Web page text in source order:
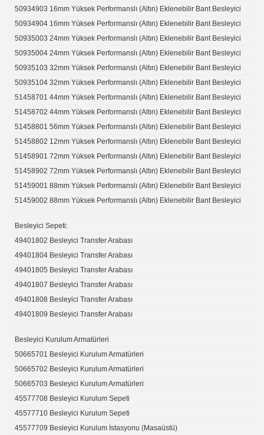
50934903 16mm Yüksek Performanslı (Altın) Eklenebilir Bant Besleyici
50934904 16mm Yüksek Performanslı (Altın) Eklenebilir Bant Besleyici
50935003 24mm Yüksek Performanslı (Altın) Eklenebilir Bant Besleyici
50935004 24mm Yüksek Performanslı (Altın) Eklenebilir Bant Besleyici
50935103 32mm Yüksek Performanslı (Altın) Eklenebilir Bant Besleyici
50935104 32mm Yüksek Performanslı (Altın) Eklenebilir Bant Besleyici
51458701 44mm Yüksek Performanslı (Altın) Eklenebilir Bant Besleyici
51458702 44mm Yüksek Performanslı (Altın) Eklenebilir Bant Besleyici
51458801 56mm Yüksek Performanslı (Altın) Eklenebilir Bant Besleyici
51458802 12mm Yüksek Performanslı (Altın) Eklenebilir Bant Besleyici
51458901 72mm Yüksek Performanslı (Altın) Eklenebilir Bant Besleyici
51458902 72mm Yüksek Performanslı (Altın) Eklenebilir Bant Besleyici
51459001 88mm Yüksek Performanslı (Altın) Eklenebilir Bant Besleyici
51459002 88mm Yüksek Performanslı (Altın) Eklenebilir Bant Besleyici
Besleyici Sepeti:
49401802 Besleyici Transfer Arabası
49401804 Besleyici Transfer Arabası
49401805 Besleyici Transfer Arabası
49401807 Besleyici Transfer Arabası
49401808 Besleyici Transfer Arabası
49401809 Besleyici Transfer Arabası
Besleyici Kurulum Armatürleri
50665701 Besleyici Kurulum Armatürleri
50665702 Besleyici Kurulum Armatürleri
50665703 Besleyici Kurulum Armatürleri
45577708 Besleyici Kurulum Sepeti
45577710 Besleyici Kurulum Sepeti
45577709 Besleyici Kurulum İstasyonu (Masaüstü)